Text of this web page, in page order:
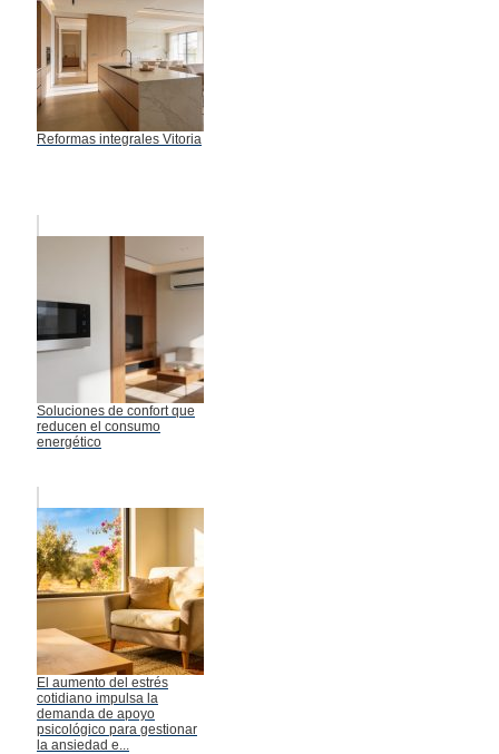
Reformas integrales Vitoria
Soluciones de confort que
reducen el consumo
energético
El aumento del estrés
cotidiano impulsa la
demanda de apoyo
psicológico para gestionar
la ansiedad e...